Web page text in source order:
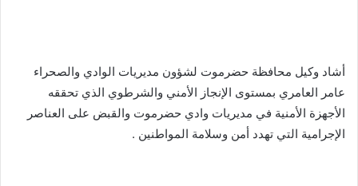
أشاد وكيل محافظة حضرموت لشؤون مديريات الوادي والصحراء
عامر العامري بمستوى الإنجاز الأمني والشرطوي الذي تحققه
الأجهزة الأمنية في مديريات وادي حضرموت والقبض على العناصر
الإجرامية التي تهدد أمن وسلامة المواطنين .